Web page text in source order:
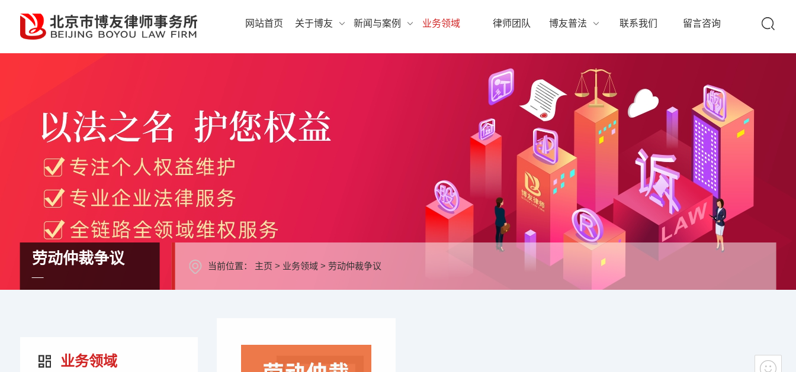
网站首页 关于博友 新闻与案例 业务领域 律师团队 博友普法 联系我们 留言咨询
劳动仲裁争议 当前位置： 主页 > 业务领域> 劳动仲裁争议
业务领域